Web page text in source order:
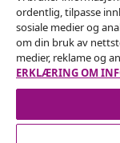
Oppdag mer
ordentlig, tilpasse
sosiale medier og
om din bruk av
medier, reklame og
ERKLÆRING OM